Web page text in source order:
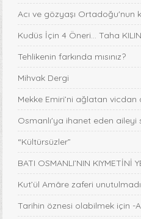
Acı ve gözyaşı Ortadoğu'nun
Kudüs İçin 4 Öneri... Taha
Tehlikenin farkında mısınız?
Mihvak Dergi
Mekke Emiri’ni ağlatan vicdan
Osmanlı'ya ihanet eden
“Kültürsüzler”
BATI OSMANLI’NIN KIYMETİNİ
Kut’ül Amâre zaferi
Tarihin öznesi olabilmek için -